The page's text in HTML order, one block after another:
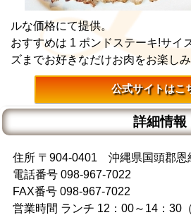
ルな価格にて提供。
おすすめは 1 ポンドステーキ!サイ
ズまでお好きなだけお肉をお楽しみ
公式サイトはこ
詳細情報
住所 〒904-0401 沖縄県国頭郡恩
電話番号 098-967-7022
FAX番号 098-967-7022
営業時間 ランチ 12：00～14：30